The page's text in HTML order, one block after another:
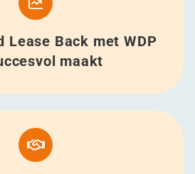
Lease Back met WDP
maakt